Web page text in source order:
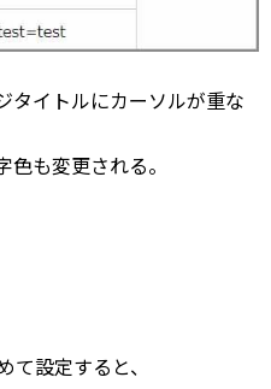
タイトルにカーソルが重な
も変更される。
て設定すると、